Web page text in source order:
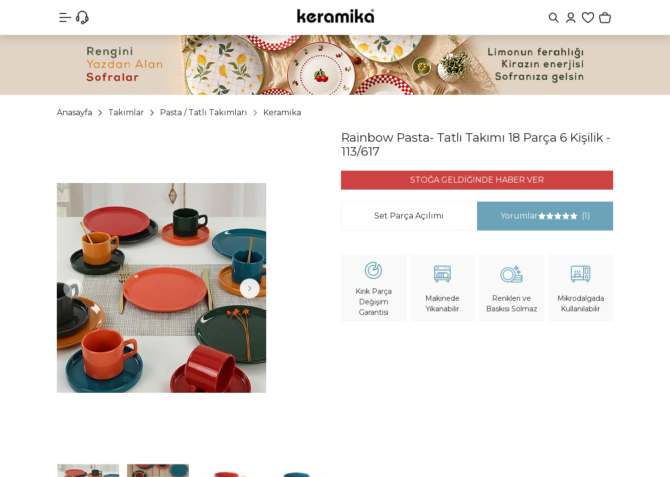
Anasayfa Takımlar Pasta / Tatlı Takımları Keramika
Rainbow Pasta- Tatlı Takımı 18 Parça 6 Kişilik -
113/617
STOĞA GELDİĞİNDE HABER VER
Set Parça Açılımı Yorumlar (1)
Kırık Parça
Değişim
Garantisi
Makinede
Yıkanabilir
Renkleri ve
Baskısı Solmaz
Mikrodalgada
Kullanılabilir